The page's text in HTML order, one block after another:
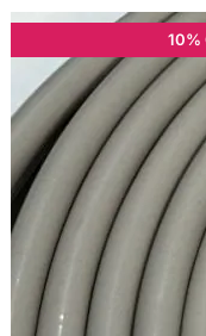
10%